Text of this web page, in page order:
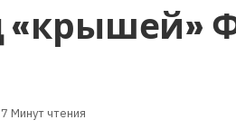
7 Минут чтения